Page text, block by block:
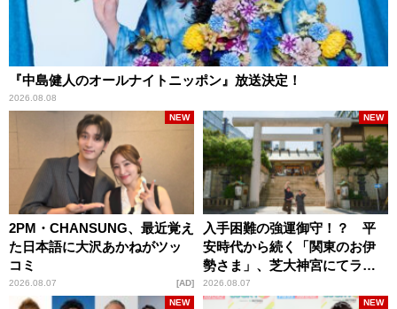
『中島健人のオールナイトニッポン』放送決定！
2026.08.08
2PM・CHANSUNG、最近覚え
た日本語に大沢あかねがツッ
コミ
2026.08.07
NEW
AD
入手困難の強運御守！？ 平
安時代から続く「関東のお伊
勢さま」、芝大神宮にてラン
パンプスが合格祈願！
2026.08.07
NEW
NEW NEW